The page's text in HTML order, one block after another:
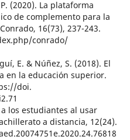
(2020). La plataforma
de complemento para la
16(73), 237-243.
conrado/
E. & Núñez, S. (2018). El
en la educación superior.
doi.
los estudiantes al usar
a distancia, 12(24).